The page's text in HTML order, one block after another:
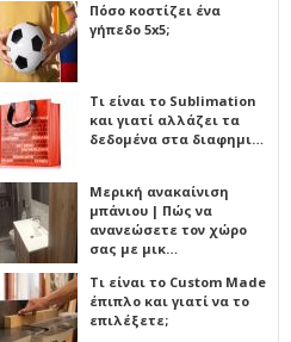
Πόσο κοστίζει ένα
γήπεδο 5x5;
Τι είναι το Sublimation
και γιατί αλλάζει τα
δεδομένα στα διαφημι…
Μερική ανακαίνιση
μπάνιου | Πώς να
ανανεώσετε τον χώρο
σας με μικ…
Τι είναι το Custom Made
έπιπλο και γιατί να το
επιλέξετε;